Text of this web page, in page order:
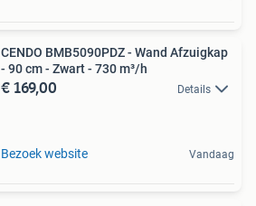
CENDO BMB5090PDZ - Wand Afzuigkap
- 90 cm - Zwart - 730 m³/h
€ 169,00 Details
Bezoek website Vandaag